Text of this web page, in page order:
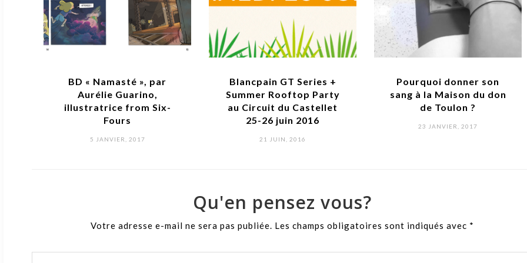
Blancpain GT Series +
Summer Rooftop Party
au Circuit du Castellet
25-26 juin 2016
POSTED
21 JUIN, 2016
Pourquoi donner son
sang à la Maison du don
de Toulon ?
POSTED
ON
23 JANVIER, 2017
J’ai vu des
mer au Lavandou
Souffleurs
POSTED
17 OCTOBRE, 2015
Qu'en pensez vous?
Votre adresse e-mail ne sera pas publiée. Les champs obligatoires sont indiqués avec *